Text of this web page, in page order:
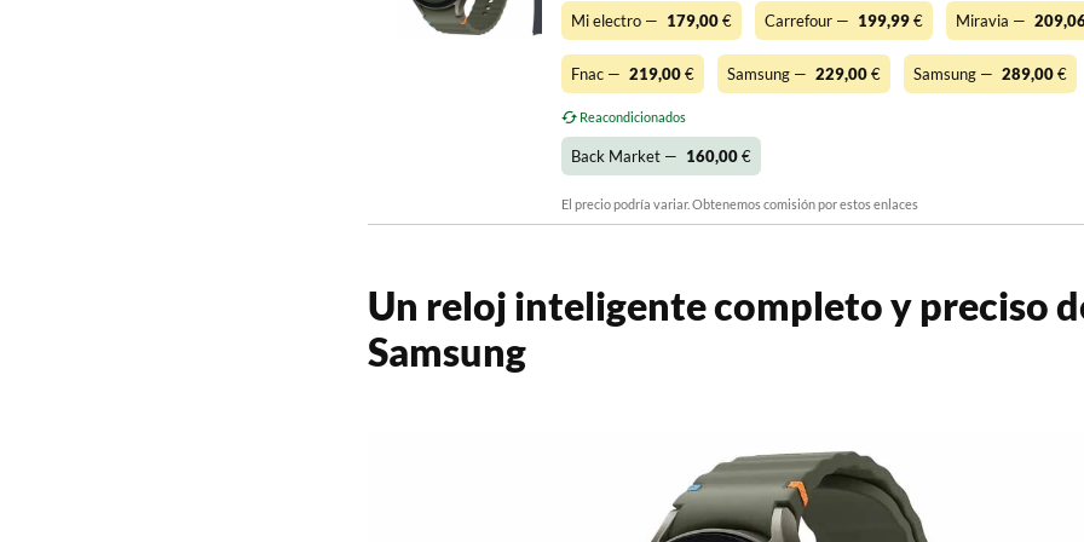
Mi electro — 179,00€ Carrefour — 199,99€ Miravia —
Fnac — 219,00€ Samsung — 229,00€ Samsung — 289,00€
Reacondicionados
Back Market — 160,00€
El precio podría variar. Obtenemos comisión por estos enlaces
Un reloj inteligente completo y preciso
Samsung